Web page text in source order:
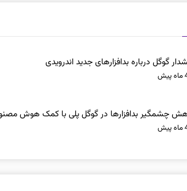
گوگل درباره بدافزارهای جدید اندرویدی
چشمگیر بدافزارها در گوگل پلی با کمک هوش